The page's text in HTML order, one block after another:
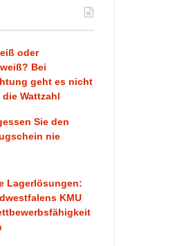
oder
Bei
geht es nicht
die Wattzahl
Sie den
nie
Lagerlösungen:
KMU